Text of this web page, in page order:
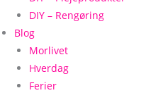
DIY – Rengøring
Blog
Morlivet
Hverdag
Ferier